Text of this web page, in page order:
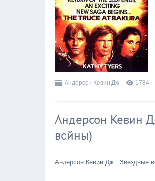
Андерсон Кевин Дж 1784
Андерсон Кевин
войны)
Андерсон Кевин Дж.. Звездные